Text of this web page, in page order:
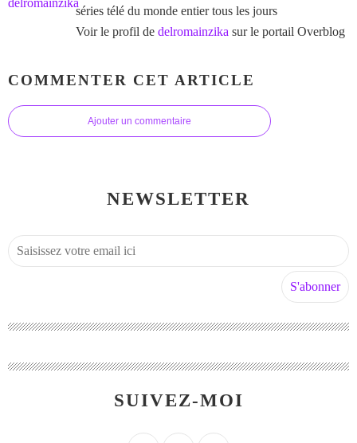
séries télé du monde entier tous les jours
Voir le profil de delromainzika sur le portail Overblog
COMMENTER CET ARTICLE
Ajouter un commentaire
NEWSLETTER
SUIVEZ-MOI